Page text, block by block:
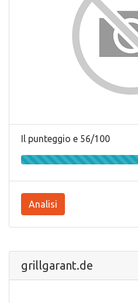
Il punteggio e 56/100
Analisi
grillgarant.de